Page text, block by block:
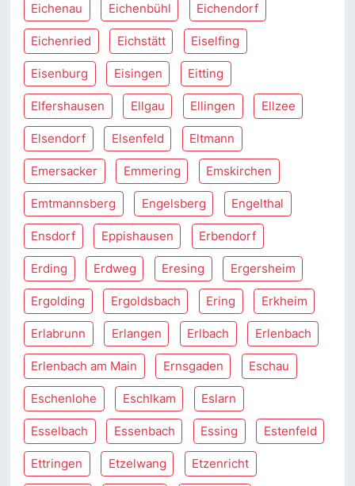
Eichenau Eichenbühl Eichendorf
Eichenried Eichstätt Eiselfing
Eisenburg Eisingen Eitting
Elfershausen Ellgau Ellingen Ellzee
Elsendorf Elsenfeld Eltmann
Emersacker Emmering Emskirchen
Emtmannsberg Engelsberg Engelthal
Ensdorf Eppishausen Erbendorf
Erding Erdweg Eresing Ergersheim
Ergolding Ergoldsbach Ering Erkheim
Erlabrunn Erlangen Erlbach Erlenbach
Erlenbach am Main Ernsgaden Eschau
Eschenlohe Eschlkam Eslarn
Esselbach Essenbach Essing Estenfeld
Ettringen Etzelwang Etzenricht